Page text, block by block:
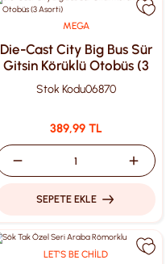
MEGA
Die-Cast City Big Bus Sür
Gitsin Körüklü Otobüs (3
Asorti)
Stok Kodu06870
389,99 TL
SEPETE EKLE
LET'S BE CHİLD